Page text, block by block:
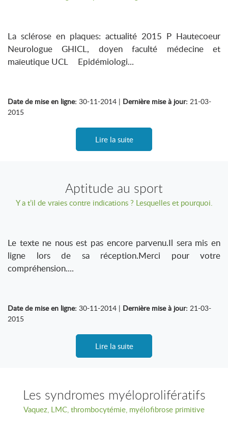
La sclérose en plaques: actualité 2015 P Hautecoeur
Neurologue GHICL, doyen faculté médecine et
maïeutique UCL Epidémiologi...
Date de mise en ligne: 30-11-2014 | Dernière mise à jour: 21-03-
2015
Lire la suite
Aptitude au sport
Y a t’il de vraies contre indications ? Lesquelles et pourquoi.
Le texte ne nous est pas encore parvenu.Il sera mis en
ligne lors de sa réception.Merci pour votre
compréhension....
Date de mise en ligne: 30-11-2014 | Dernière mise à jour: 21-03-
2015
Lire la suite
Les syndromes myéloprolifératifs
Vaquez, LMC, thrombocytémie, myélofibrose primitive